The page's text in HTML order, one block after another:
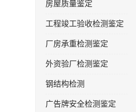
房屋质量鉴定
工程竣工验收检测鉴定
厂房承重检测鉴定
外资验厂检测鉴定
钢结构检测
广告牌安全检测鉴定